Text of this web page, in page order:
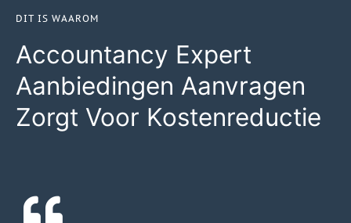
DIT IS WAAROM
Accountancy Expert
Aanbiedingen Aanvragen
Zorgt Voor Kostenreductie